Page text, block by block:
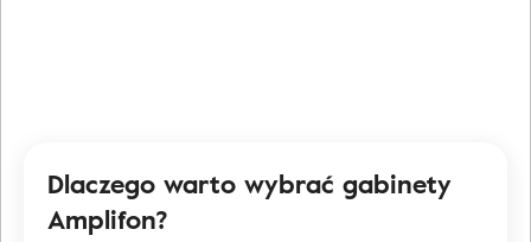
Dlaczego warto wybrać gabinety
Amplifon?